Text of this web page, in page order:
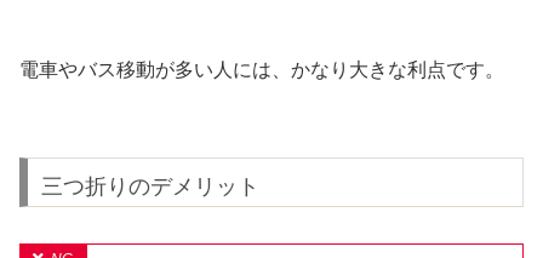
電車やバス移動が多い人には、かなり大きな利点です。
三つ折りのデメリット